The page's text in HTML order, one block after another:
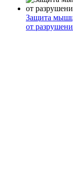
Защита
от